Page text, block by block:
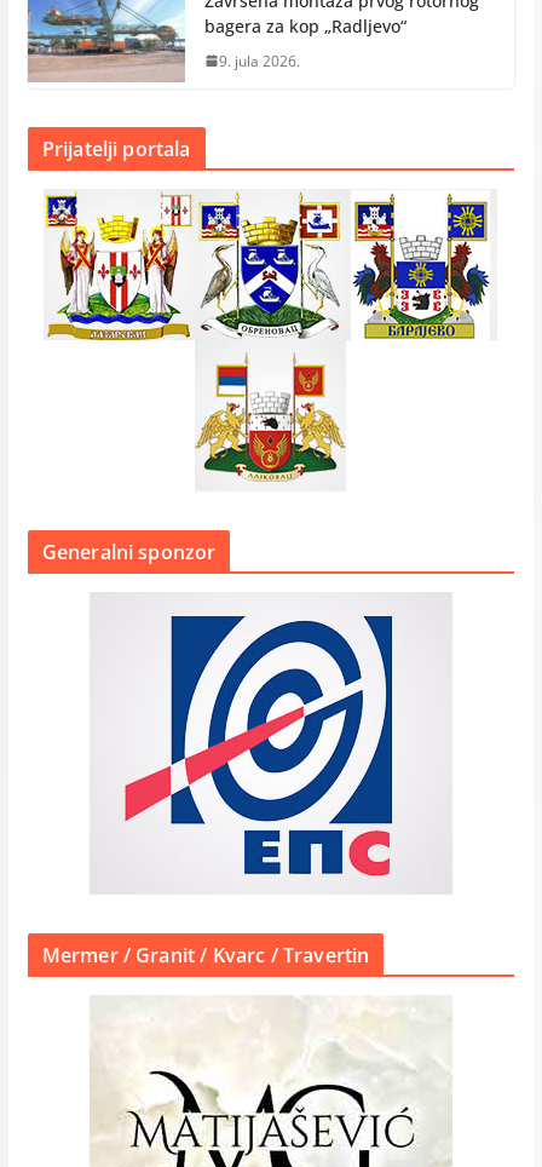
bagera za kop „Radlјevo“
9. jula 2026.
Prijatelji portala
Generalni sponzor
Mermer / Granit / Kvarc / Travertin